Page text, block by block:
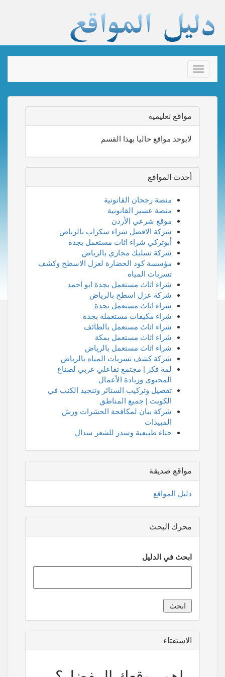
Toggle
navigation
مواقع تعليميه
لايوجد مواقع حاليا بهذا القسم
أحدث المواقع
منصة رجحان القانونية
منصة عسير القانونية
موقع شرعي الأردن
شركة الافضل شراء سكراب بالرياض
أبوتركي شراء اثاث مستعمل بجدة
شركة تسليك مجاري بالرياض
مؤسسة كود الحضارة لعزل الاسطح وكشف
تسربات المياه
شراء اثاث مستعمل بجدة ابو احمد
شركة عزل اسطح بالرياض
شراء اثاث مستعمل بجدة
شراء مكيفات مستعملة بجدة
شراء اثاث مستعمل بالطائف
شراء اثاث مستعمل بمكة
شراء اثاث مستعمل بالرياض
شركة كشف تسربات المياه بالرياض
لمة فكر | مجتمع تفاعلي عربي لصناع
المحتوى وريادة الأعمال
تفصيل وتركيب الستائر وتنجيد الكنب في
الكويت | جميع المناطق
شركة بيان لمكافحة الحشرات ورش
المبيدات
حناء طبيعية وسدر للشعر سدال
مواقع صديقة
دليل المواقع
محرك البحث
ابحث في الدليل
الاستفتاء